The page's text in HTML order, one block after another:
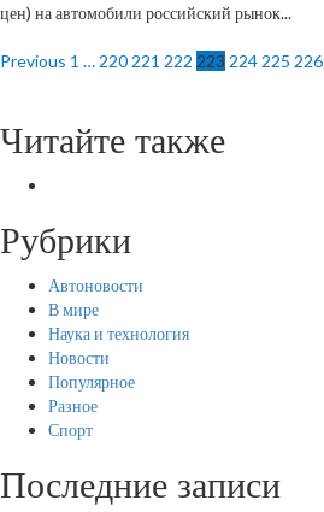
цен) на автомобили российский рынок...
Пагинация
Previous 1 … 220 221 222 223 224 225 226
Читайте также
Рубрики
Автоновости
В мире
Наука и технология
Новости
Популярное
Разное
Спорт
Последние записи